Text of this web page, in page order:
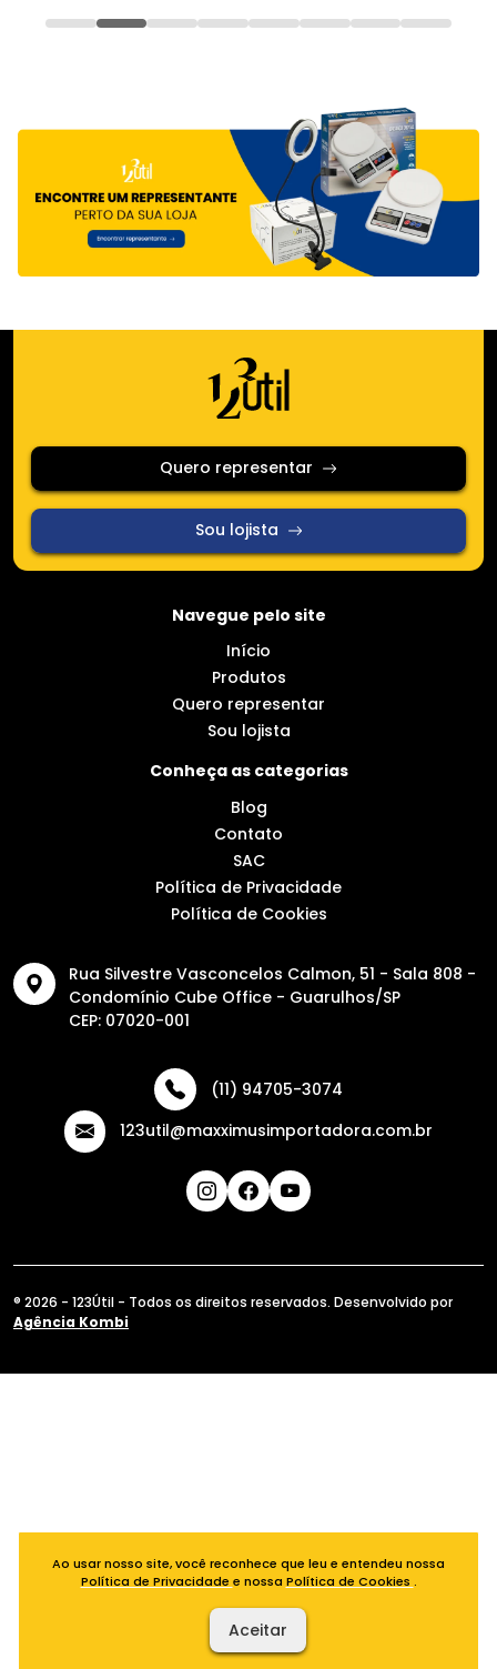
Quero representar
Sou lojista
Navegue pelo site
Início
Produtos
Quero representar
Sou lojista
Conheça as categorias
Blog
Contato
SAC
Política de Privacidade
Política de Cookies
Rua Silvestre Vasconcelos Calmon, 51 - Sala 808 -
Condomínio Cube Office - Guarulhos/SP
CEP: 07020-001
(11) 94705-3074
123util@maxximusimportadora.com.br
® 2026 - 123Útil - Todos os direitos reservados. Desenvolvido por
Agência Kombi
Ao usar nosso site, você reconhece que leu e entendeu nossa
Política de Privacidade e nossa Política de Cookies .
Aceitar